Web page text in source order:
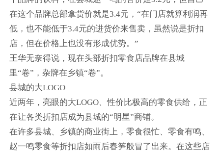
在这个品牌总部拿货价就是3.4元，“在门店就算利润再
低，也不能低于3.4元的进货价来售卖，虽然说是折扣
店，但在价格上也没有形成优势。”
王华无奈得说，现在头部折扣零食店品牌在县城
里“卷”，杂牌在乡镇“卷”。
县城的大LOGO
近两年，亮眼的大LOGO、性价比极高的零食供给，正
在让各类折扣店成为县城的“明星”商铺。
在许多县城、乡镇的商业街上，零食很忙、零食有鸣、
赵一鸣零食等折扣店如雨后春笋般冒了出来。在这些店